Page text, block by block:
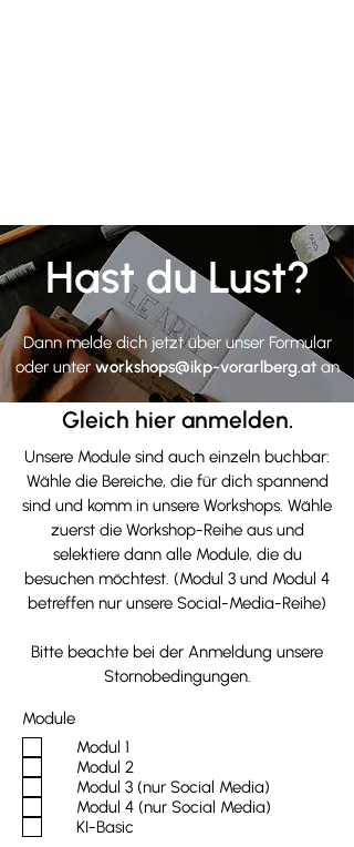
Hast du Lust?
Dann melde dich jetzt über unser Formular
oder unterworkshops@ikp-vorarlberg.atan
Gleich hier anmelden.
Unsere Module sind auch einzeln buchbar:
Wähle die Bereiche, die für dich spannend
sind und komm in unsere Workshops. Wähle
zuerst die Workshop-Reihe aus und
selektiere dann alle Module, die du
besuchen möchtest. (Modul 3 und Modul 4
betreffen nur unsere Social-Media-Reihe)
Bitte beachte bei der Anmeldung unsere
Stornobedingungen.
Module
Modul 1
Modul 2
Modul 3 (nur Social Media)
Modul 4 (nur Social Media)
KI-Basic